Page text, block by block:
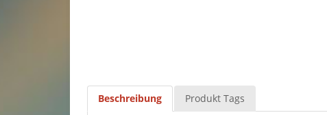
Beschreibung Produkt Tags